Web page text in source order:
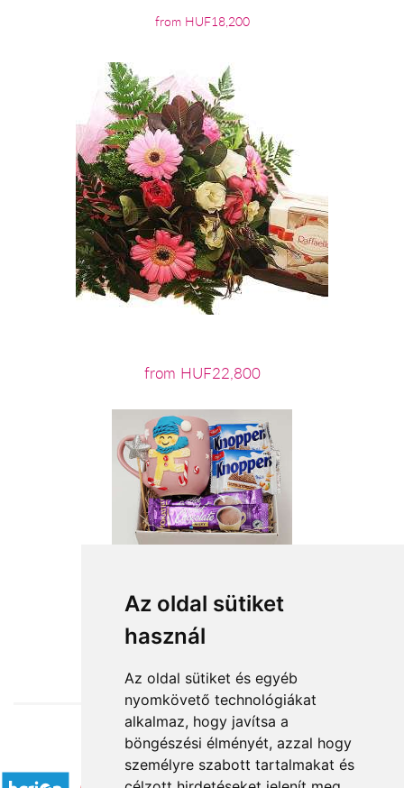
Az oldal sütiket
használ
Az oldal sütiket és egyéb
nyomkövető technológiákat
alkalmaz, hogy javítsa a
böngészési élményét, azzal hogy
személyre szabott tartalmakat és
from HUF18,200
from HUF22,800
from HUF11,760
Accepted payment methods